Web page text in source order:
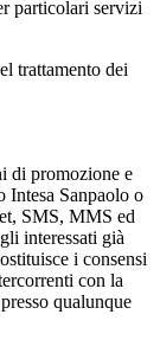
particolari servizi
trattamento dei
di promozione e
Intesa Sanpaolo o
SMS, MMS ed
interessati già
i consensi
con la
qualunque